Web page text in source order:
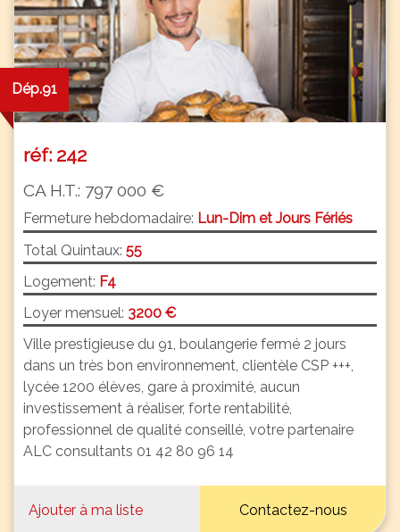
Dép.91
réf: 242
CA H.T.: 797 000 €
Fermeture hebdomadaire: Lun-Dim et Jours Fériés
Total Quintaux: 55
Logement: F4
Loyer mensuel: 3200 €
Ville prestigieuse du 91, boulangerie fermé 2 jours
dans un très bon environnement, clientèle CSP +++,
lycée 1200 élèves, gare à proximité, aucun
investissement à réaliser, forte rentabilité,
professionnel de qualité conseillé, votre partenaire
ALC consultants 01 42 80 96 14
Ajouter à ma liste Contactez-nous